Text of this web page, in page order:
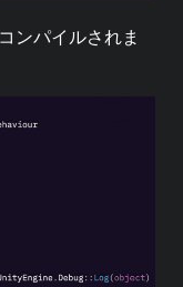
ンパイルされま